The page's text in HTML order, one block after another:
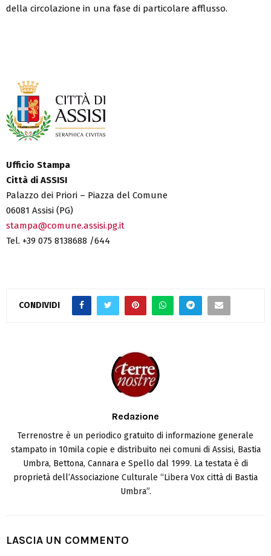
della circolazione in una fase di particolare afflusso.
Ufficio Stampa
Città di ASSISI
Palazzo dei Priori – Piazza del Comune
06081 Assisi (PG)
stampa@comune.assisi.pg.it
Tel. +39 075 8138688 /644
CONDIVIDI
Redazione
Terrenostre è un periodico gratuito di informazione generale
stampato in 10mila copie e distribuito nei comuni di Assisi, Bastia
Umbra, Bettona, Cannara e Spello dal 1999. La testata è di
proprietà dell’Associazione Culturale “Libera Vox città di Bastia
Umbra”.
LASCIA UN COMMENTO